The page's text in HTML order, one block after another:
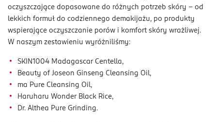
oczyszczające dopasowane do różnych potrzeb skóry - od
lekkich formuł do codziennego demakijażu, po produkty
wspierające oczyszczanie porów i komfort skóry wrażliwej.
W naszym zestawieniu wyróżniliśmy:
SKIN1004 Madagascar Centella,
Beauty of Joseon Ginseng Cleansing Oil,
ma Pure Cleansing Oil,
Haruharu Wonder Black Rice,
Dr. Althea Pure Grinding.